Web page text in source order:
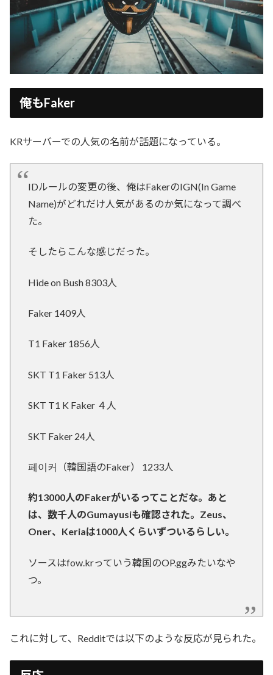
俺もFaker
KRサーバーでの人気の名前が話題になっている。
IDルールの変更の後、俺はFakerのIGN(In Game
Name)がどれだけ人気があるのか気になって調べ
た。
そしたらこんな感じだった。
Hide on Bush 8303人
Faker 1409人
T1 Faker 1856人
SKT T1 Faker 513人
SKT T1 K Faker ４人
SKT Faker 24人
페이커（韓国語のFaker） 1233人
約13000人のFakerがいるってことだな。あと
は、数千人のGumayusiも確認された。Zeus、
Oner、Keriaは1000人くらいずついるらしい。
ソースはfow.krっていう韓国のOP.ggみたいなや
つ。
これに対して、Redditでは以下のような反応が見られた。